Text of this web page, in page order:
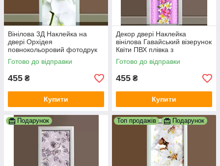
Вінілова 3Д Наклейка на
двері Орхідея
повнокольоровий фотодрук
плівка для дверей декор
600х1800 мм
Готово до відправки
455 ₴
Купити
Декор двері Наклейка
вінілова Гавайський візерунок
Квіти ПВХ плівка з
ламінуванням 600х1800 мм
квіти Фіолетовий
Готово до відправки
455 ₴
Купити
Подарунок Топ продажів Подарунок